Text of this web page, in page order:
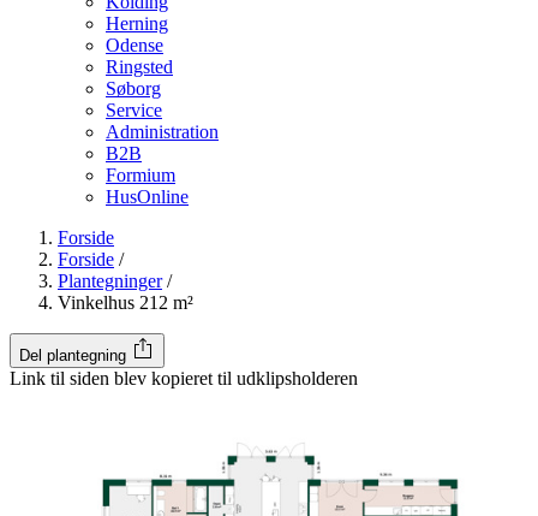
Herning
Odense
Ringsted
Søborg
Service
Administration
B2B
Formium
HusOnline
Forside
Forside /
Plantegninger /
Vinkelhus 212 m²
Del plantegning
Link til siden blev kopieret til udklipsholderen